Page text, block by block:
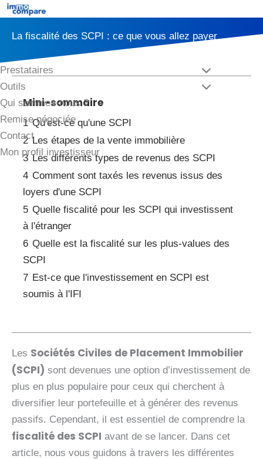
Aller
contenu
×
Prestataires
Outils
Qui sommes-nous ?
Remise négociée
Contact
Mon profil investisseur
La fiscalité des SCPI : ce que vous allez payer
Mini-sommaire
1 Qu'est-ce qu'une SCPI
2 Les étapes de la vente immobilière
3 Les différents types de revenus des SCPI
4 Comment sont taxés les revenus issus des
loyers d'une SCPI
5 Quelle fiscalité pour les SCPI qui investissent
à l'étranger
6 Quelle est la fiscalité sur les plus-values des
SCPI
7 Est-ce que l'investissement en SCPI est
soumis à l'IFI
Les Sociétés Civiles de Placement Immobilier
(SCPI) sont devenues une option d’investissement de
plus en plus populaire pour ceux qui cherchent à
diversifier leur portefeuille et à générer des revenus
passifs. Cependant, il est essentiel de comprendre la
fiscalité des SCPI avant de se lancer. Dans cet
article, nous vous guidons à travers les différentes